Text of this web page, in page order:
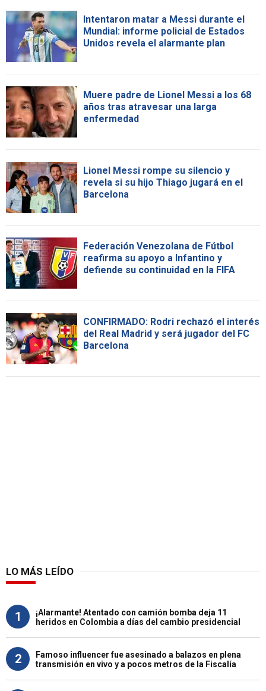
Intentaron matar a Messi durante el
Mundial: informe policial de Estados
Unidos revela el alarmante plan
Muere padre de Lionel Messi a los 68
años tras atravesar una larga
enfermedad
Lionel Messi rompe su silencio y
revela si su hijo Thiago jugará en el
Barcelona
Federación Venezolana de Fútbol
reafirma su apoyo a Infantino y
defiende su continuidad en la FIFA
CONFIRMADO: Rodri rechazó el interés
del Real Madrid y será jugador del FC
Barcelona
LO MÁS LEÍDO
1
¡Alarmante! Atentado con camión bomba deja 11
heridos en Colombia a días del cambio presidencial
2
Famoso influencer fue asesinado a balazos en plena
transmisión en vivo y a pocos metros de la Fiscalía